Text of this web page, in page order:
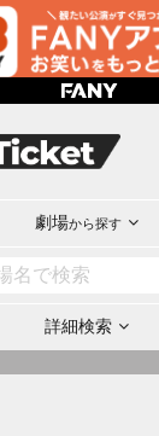
劇場から探す
詳細検索